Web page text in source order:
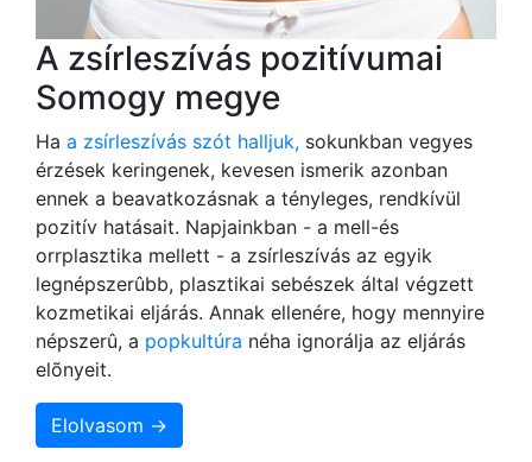
A zsírleszívás pozitívumai
Somogy megye
Ha a zsírleszívás szót halljuk, sokunkban vegyes
érzések keringenek, kevesen ismerik azonban
ennek a beavatkozásnak a tényleges, rendkívül
pozitív hatásait. Napjainkban - a mell-és
orrplasztika mellett - a zsírleszívás az egyik
legnépszerûbb, plasztikai sebészek által végzett
kozmetikai eljárás. Annak ellenére, hogy mennyire
népszerû, a popkultúra néha ignorálja az eljárás
elõnyeit.
Elolvasom →